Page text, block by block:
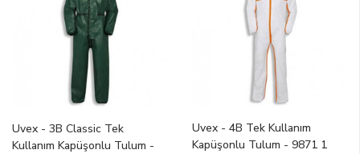
Uvex - 3B Classic Tek
Kullanım Kapüşonlu Tulum -
Uvex - 4B Tek Kullanım
Kapüşonlu Tulum - 9871 1